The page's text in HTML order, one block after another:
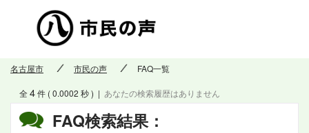
名古屋市 市民の声 FAQ一覧
FAQ検索結果：
全4件 ( 0.0002 秒 ) | あなたの検索履歴はありません